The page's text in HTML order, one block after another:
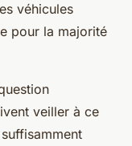
véhicules
pour la majorité
veiller à ce